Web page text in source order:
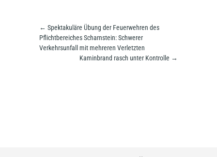
← Spektakuläre Übung der Feuerwehren des
Pflichtbereiches Scharnstein: Schwerer
Verkehrsunfall mit mehreren Verletzten
Kaminbrand rasch unter Kontrolle →